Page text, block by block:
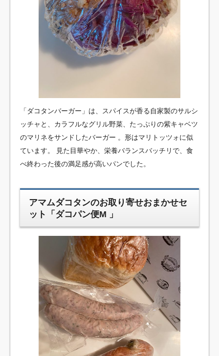
「ダコタンバーガー」は、スパイスが香る自家製のサルシ
ッチャと、カラフルなグリル野菜、たっぷりの紫キャベツ
のマリネをサンドしたバーガー 。形はマリトッツォに似
ています。 見た目華やか、栄養バランスバッチリで、食
べ終わった後の満足感が高いパンでした。
アマムダコタンのお取り寄せおまかせセ
ット「ダコパン便M 」